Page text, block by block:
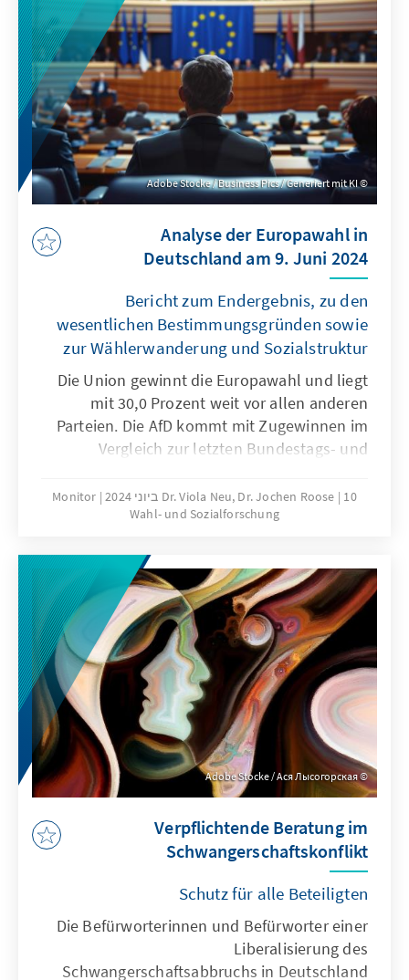
wird eine stärkere Begrenzung des Zuzugs
gefordert. Bei einer Konkurrenz von
Klimaschutz und Wirtschaftswachstum
plädieren sie stärker für
Wirtschaftswachstum.
Adobe Stocke / Business Pics / Generiert mit KI
Analyse der Europawahl in
Deutschland am 9. Juni 2024
Bericht zum Endergebnis, zu den
wesentlichen Bestimmungsgründen sowie
zur Wählerwanderung und Sozialstruktur
Die Union gewinnt die Europawahl und liegt
mit 30,0 Prozent weit vor allen anderen
Parteien. Die AfD kommt mit Zugewinnen im
Vergleich zur letzten Bundestags- und
mit dem schwächsten Ergebnis bei einer
bundesweiten Wahl drittstärkste Kraft (13,9
Vergleich zur letzten Europawahl deutlich
verlieren und 11,9 Prozent erreichen. Das
Bündnis Sahra Wagenknecht (BSW) erreicht
aus dem Stand 6,2 Prozent und liegt noch vor
der FDP (5,2 Prozent) und der Linken (2,7
Prozent).
Dr. Viola Neu, Dr. Jochen Roose 10 ביוני 2024
Monitor
Wahl- und Sozialforschung
Adobe Stocke / Ася Лысогорская
Verpflichtende Beratung im
Schwangerschaftskonflikt
Schutz für alle Beteiligten
Die Befürworterinnen und Befürworter einer
Liberalisierung des
Schwangerschaftsabbruchs in Deutschland